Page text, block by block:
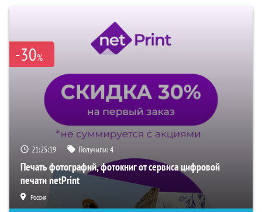
-30%
21:25:18 Получили:4
Печать фотографий, фотокниг от сервиса цифровой
печати netPrint
Россия